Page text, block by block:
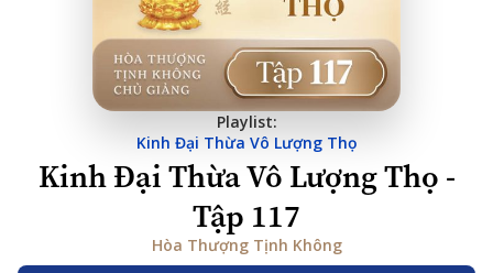
Playlist:
Kinh Đại Thừa Vô Lượng Thọ
Kinh Đại Thừa Vô Lượng Thọ -
Tập 117
Hòa Thượng Tịnh Không